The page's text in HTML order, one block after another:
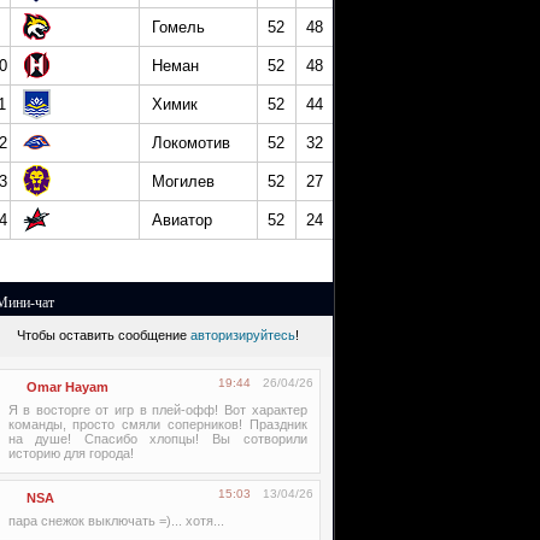
Гомель 52 48
Неман 52 48
Химик 52 44
Локомотив 52 32
Могилев 52 27
Авиатор 52 24
чат
Чтобы оставить сообщение авторизируйтесь!
Omar Hayam 26/04/26
19:44
Я в восторге от игр в плей-офф! Вот характер
команды, просто смяли соперников! Праздник
на душе! Спасибо хлопцы! Вы сотворили
историю для города!
NSA 13/04/26
15:03
пара снежок выключать =)... хотя...